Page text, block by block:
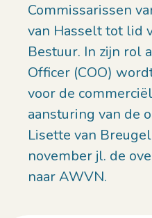
Commissarissen
van Hasselt tot lid
Bestuur. In zijn rol
Officer (COO)
voor de
aansturing van de
Lisette van
november jl. de
naar AWVN.